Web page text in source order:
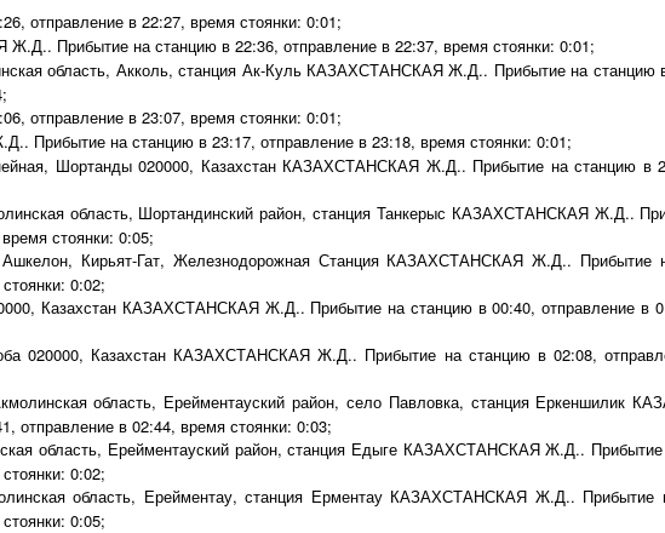
отправление в 22:27, время стоянки: 0:01;
Прибытие на станцию в 22:36, отправление в 22:37, время стоянки: 0:01;
область, Акколь, станция Ак-Куль КАЗАХСТАНСКАЯ Ж.Д.. Прибытие на станцию
отправление в 23:07, время стоянки: 0:01;
Прибытие на станцию в 23:17, отправление в 23:18, время стоянки: 0:01;
Шортанды 020000, Казахстан КАЗАХСТАНСКАЯ Ж.Д.. Прибытие на станцию в
область, Шортандинский район, станция Танкерыс КАЗАХСТАНСКАЯ Ж.Д..
стоянки: 0:05;
Кирьят-Гат, Железнодорожная Станция КАЗАХСТАНСКАЯ Ж.Д.. Прибытие
0:02;
Казахстан КАЗАХСТАНСКАЯ Ж.Д.. Прибытие на станцию в 00:40, отправление в
020000, Казахстан КАЗАХСТАНСКАЯ Ж.Д.. Прибытие на станцию в 02:08,
область, Ерейментауский район, село Павловка, станция Еркеншилик
отправление в 02:44, время стоянки: 0:03;
область, Ерейментауский район, станция Едыге КАЗАХСТАНСКАЯ Ж.Д..
0:02;
область, Ерейментау, станция Ерментау КАЗАХСТАНСКАЯ Ж.Д.. Прибытие
0:05;